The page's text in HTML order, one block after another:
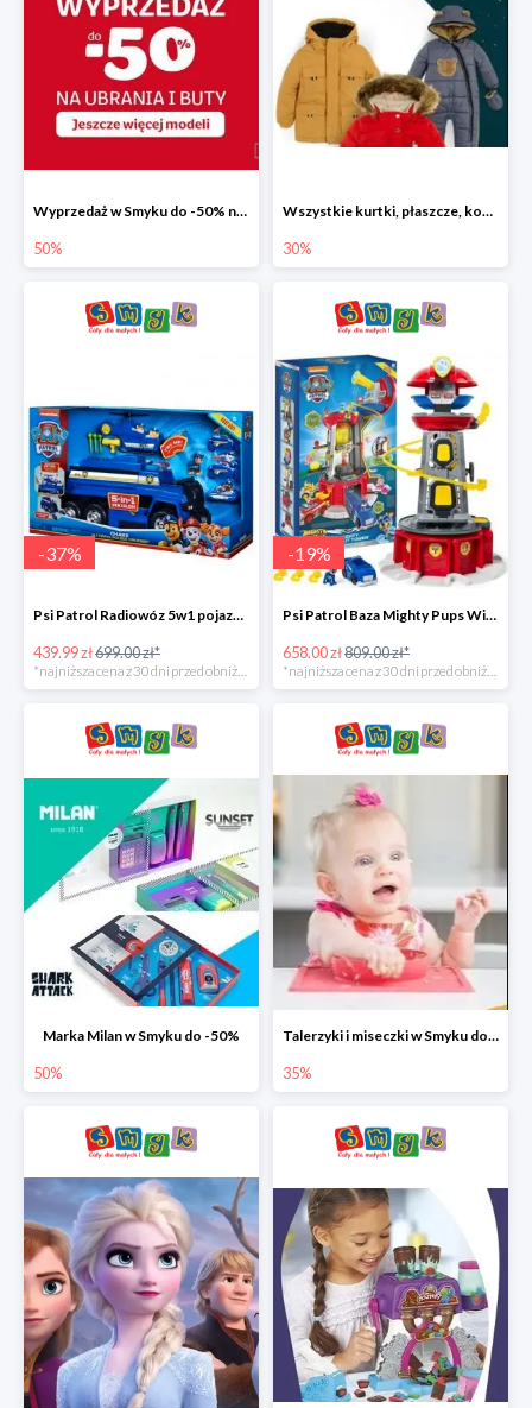
Wyprzedaż w Smyku do -50% na ubrania i buty
50%
Wszystkie kurtki, płaszcze, kombinezony i spodnie narciarskie -30%
30%
-37%
Psi Patrol Radiowóz 5w1 pojazd ratunkowy z figurką Chase'a -37%
439.99 zł699.00 zł*
-19%
Psi Patrol Baza Mighty Pups Wieża obserwacyjna+pojazd z figurką -19%
658.00 zł809.00 zł*
Marka Milan w Smyku do -50%
50%
Talerzyki i miseczki w Smyku do -35%
35%